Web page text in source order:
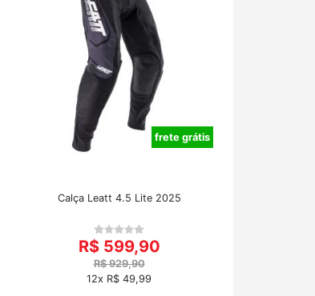
frete grátis
Calça Leatt 4.5 Lite 2025
R$ 599,90
R$ 929,90
12x R$ 49,99